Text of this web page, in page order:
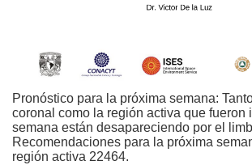
Pronóstico para la próxima semana:
coronal como la región activa que fueron
semana están desapareciendo por el
Recomendaciones para la próxima
región activa 22464.